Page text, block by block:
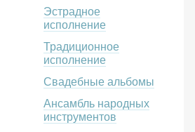
Эстрадное
исполнение
Традиционное
исполнение
Свадебные альбомы
Ансамбль народных
инструментов